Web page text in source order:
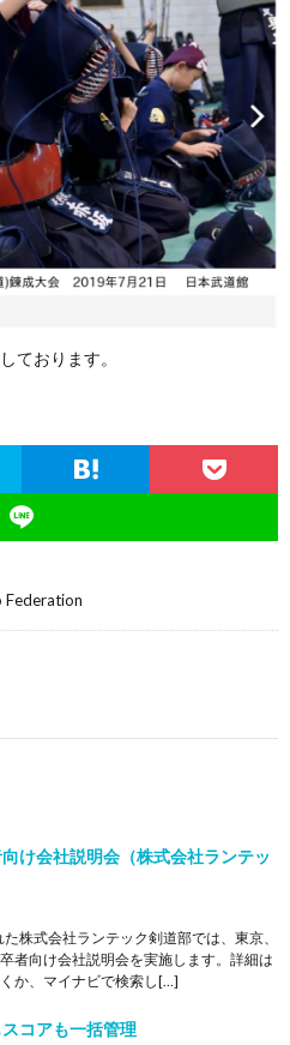
ております。
向け会社説明会（株式会社ランテッ
株式会社ランテック剣道部では、東京、
者向け会社説明会を実施します。詳細は
か、マイナビで検索し[…]
コアも一括管理